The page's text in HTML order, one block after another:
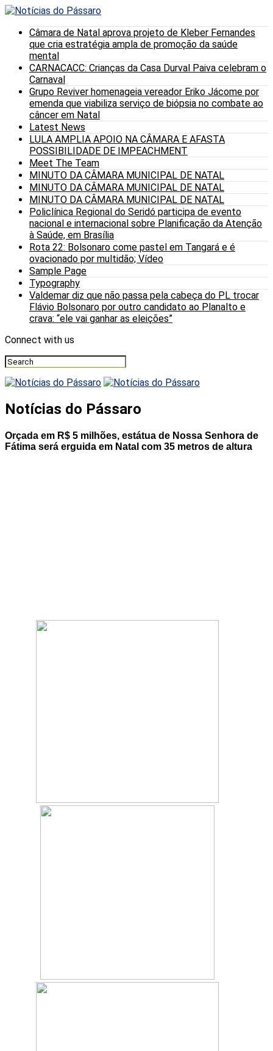
Câmara de Natal aprova projeto de Kleber Fernandes
que cria estratégia ampla de promoção da saúde
mental
CARNACACC: Crianças da Casa Durval Paiva celebram o
Carnaval
Grupo Reviver homenageia vereador Eriko Jácome por
emenda que viabiliza serviço de biópsia no combate ao
câncer em Natal
Latest News
LULA AMPLIA APOIO NA CÂMARA E AFASTA
POSSIBILIDADE DE IMPEACHMENT
Meet The Team
MINUTO DA CÂMARA MUNICIPAL DE NATAL
MINUTO DA CÂMARA MUNICIPAL DE NATAL
MINUTO DA CÂMARA MUNICIPAL DE NATAL
Policlínica Regional do Seridó participa de evento
nacional e internacional sobre Planificação da Atenção
à Saúde, em Brasília
Rota 22: Bolsonaro come pastel em Tangará e é
ovacionado por multidão; Vídeo
Sample Page
Typography
Valdemar diz que não passa pela cabeça do PL trocar
Flávio Bolsonaro por outro candidato ao Planalto e
crava: “ele vai ganhar as eleições”
Connect with us
Notícias do Pássaro
Orçada em R$ 5 milhões, estátua de Nossa Senhora de
Fátima será erguida em Natal com 35 metros de altura